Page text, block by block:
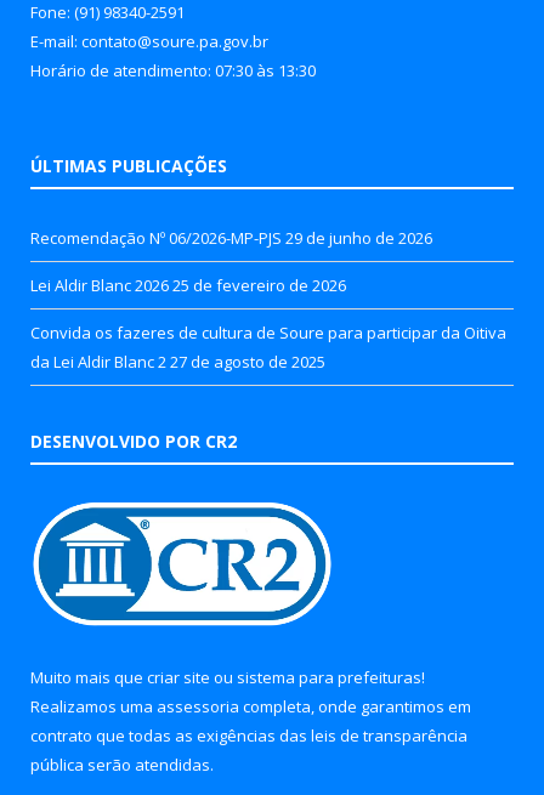
Fone: (91) 98340-2591
E-mail: contato@soure.pa.gov.br
Horário de atendimento: 07:30 às 13:30
ÚLTIMAS PUBLICAÇÕES
Recomendação Nº 06/2026-MP-PJS 29 de junho de 2026
Lei Aldir Blanc 202625 de fevereiro de 2026
Convida os fazeres de cultura de Soure para participar da Oitiva
da Lei Aldir Blanc 227 de agosto de 2025
DESENVOLVIDO POR CR2
Muito mais que criar site ou sistema para prefeituras!
Realizamos uma assessoria completa, onde garantimos em
contrato que todas as exigências das leis de transparência
pública serão atendidas.